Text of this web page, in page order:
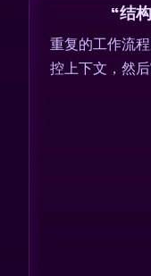
“结
重复的工作流
控上下文，然